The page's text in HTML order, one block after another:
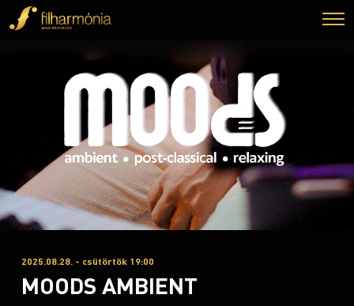
2025.08.28. - csütörtök 19:00
MOODS AMBIENT